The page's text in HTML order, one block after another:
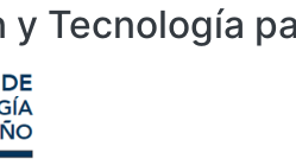
Tecnología